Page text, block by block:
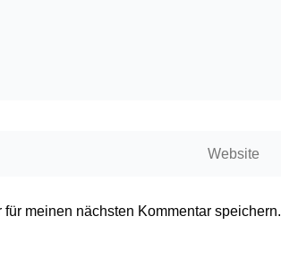
meinen nächsten Kommentar speichern.